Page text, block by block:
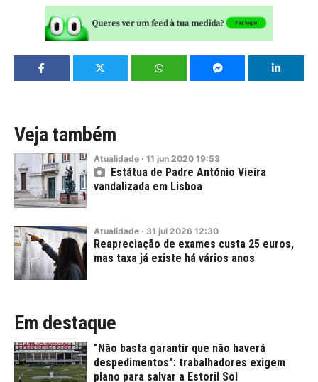
Veja também
Atualidade · 11 jun 2020 19:53
Estátua de Padre António Vieira
vandalizada em Lisboa
Atualidade · 31 jul 2026 12:30
Reapreciação de exames custa 25 euros,
mas taxa já existe há vários anos
Em destaque
"Não basta garantir que não haverá
despedimentos": trabalhadores exigem
plano para salvar a Estoril Sol